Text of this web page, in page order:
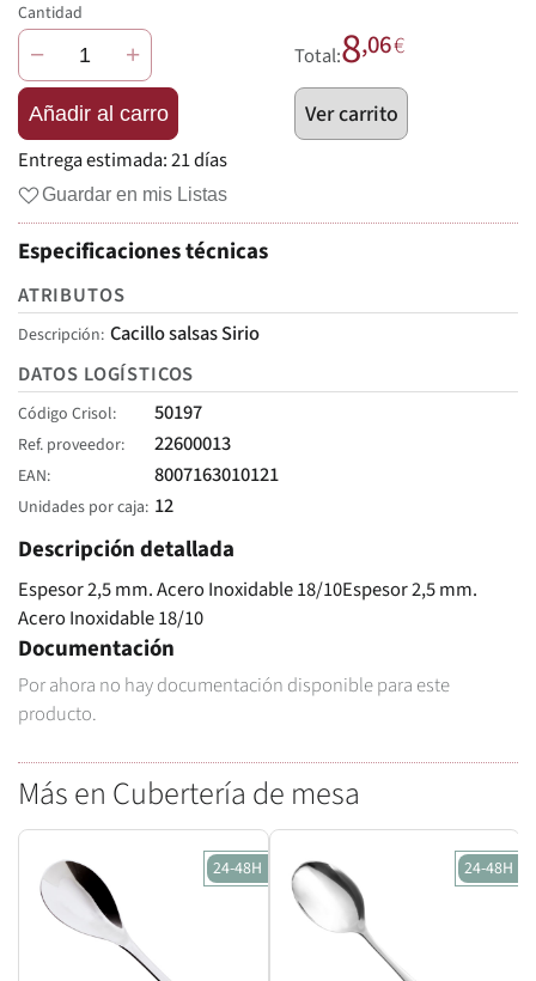
Cantidad
− +
Añadir al carro
Total:8,06€
Ver carrito
Entrega estimada:21 días
Guardar en mis Listas
Especificaciones técnicas
ATRIBUTOS
Descripción Cacillo salsas Sirio
DATOS LOGÍSTICOS
Código Crisol 50197
Ref. proveedor 22600013
EAN 8007163010121
Unidades por caja 12
Descripción detallada
Espesor 2,5 mm. Acero Inoxidable 18/10Espesor 2,5 mm.
Acero Inoxidable 18/10
Documentación
Por ahora no hay documentación disponible para este
producto.
Más en Cubertería de mesa
24-48H 24-48H